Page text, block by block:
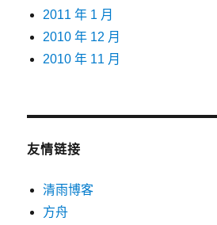
2011 年 1 月
2010 年 12 月
2010 年 11 月
友情链接
清雨博客
方舟